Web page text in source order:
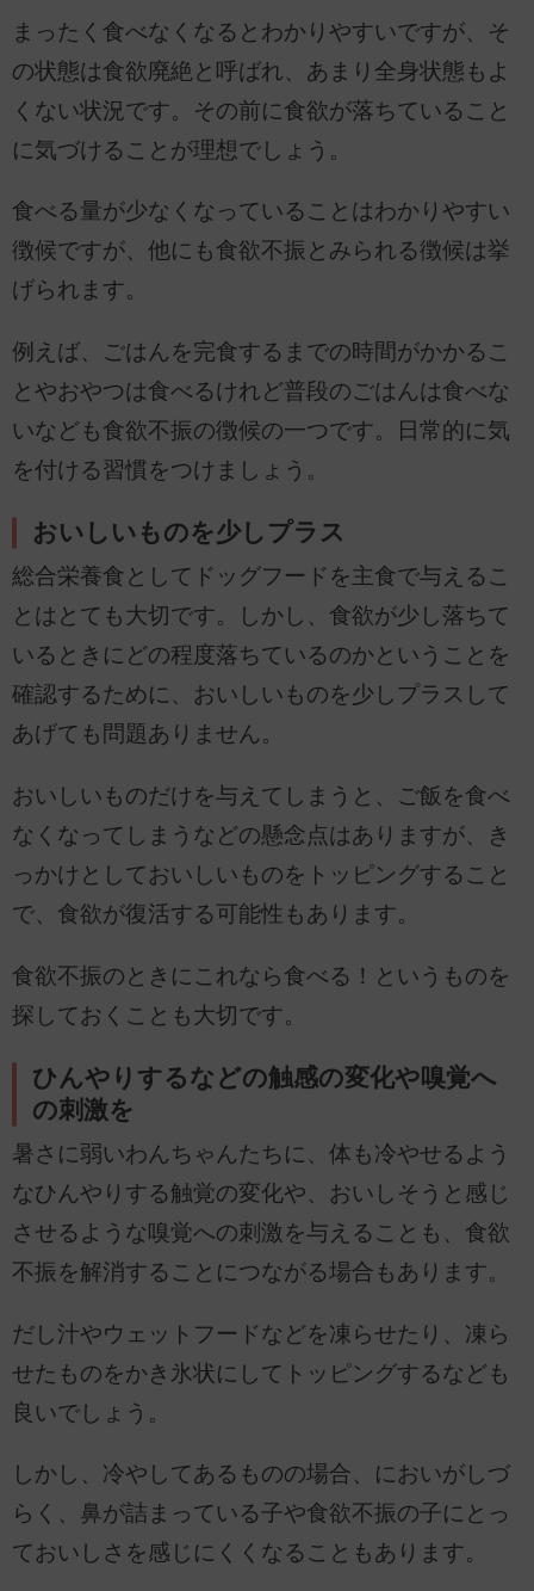
まったく食べなくなるとわかりやすいですが、そ
の状態は食欲廃絶と呼ばれ、あまり全身状態もよ
くない状況です。その前に食欲が落ちていること
に気づけることが理想でしょう。
食べる量が少なくなっていることはわかりやすい
徴候ですが、他にも食欲不振とみられる徴候は挙
げられます。
例えば、ごはんを完食するまでの時間がかかるこ
とやおやつは食べるけれど普段のごはんは食べな
いなども食欲不振の徴候の一つです。日常的に気
を付ける習慣をつけましょう。
おいしいものを少しプラス
総合栄養食としてドッグフードを主食で与えるこ
とはとても大切です。しかし、食欲が少し落ちて
いるときにどの程度落ちているのかということを
確認するために、おいしいものを少しプラスして
あげても問題ありません。
おいしいものだけを与えてしまうと、ご飯を食べ
なくなってしまうなどの懸念点はありますが、き
っかけとしておいしいものをトッピングすること
で、食欲が復活する可能性もあります。
食欲不振のときにこれなら食べる！というものを
探しておくことも大切です。
ひんやりするなどの触感の変化や嗅覚へ
の刺激を
暑さに弱いわんちゃんたちに、体も冷やせるよう
なひんやりする触覚の変化や、おいしそうと感じ
させるような嗅覚への刺激を与えることも、食欲
不振を解消することにつながる場合もあります。
だし汁やウェットフードなどを凍らせたり、凍ら
せたものをかき氷状にしてトッピングするなども
良いでしょう。
しかし、冷やしてあるものの場合、においがしづ
らく、鼻が詰まっている子や食欲不振の子にとっ
ておいしさを感じにくくなることもあります。